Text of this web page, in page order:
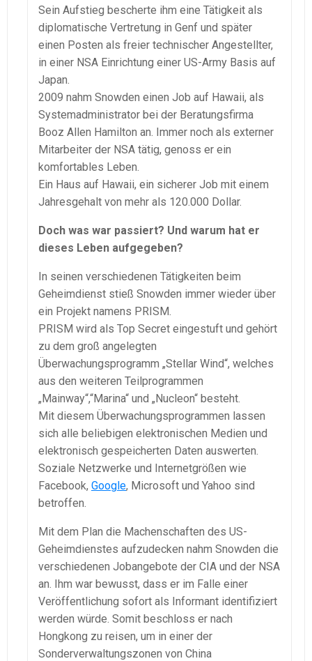
Sein Aufstieg bescherte ihm eine Tätigkeit als
diplomatische Vertretung in Genf und später
einen Posten als freier technischer Angestellter,
in einer NSA Einrichtung einer US-Army Basis auf
Japan.
2009 nahm Snowden einen Job auf Hawaii, als
Systemadministrator bei der Beratungsfirma
Booz Allen Hamilton an. Immer noch als externer
Mitarbeiter der NSA tätig, genoss er ein
komfortables Leben.
Ein Haus auf Hawaii, ein sicherer Job mit einem
Jahresgehalt von mehr als 120.000 Dollar.
Doch was war passiert? Und warum hat er
dieses Leben aufgegeben?
In seinen verschiedenen Tätigkeiten beim
Geheimdienst stieß Snowden immer wieder über
ein Projekt namens PRISM.
PRISM wird als Top Secret eingestuft und gehört
zu dem groß angelegten
Überwachungsprogramm „Stellar Wind“, welches
aus den weiteren Teilprogrammen
„Mainway“,“Marina“ und „Nucleon“ besteht.
Mit diesem Überwachungsprogrammen lassen
sich alle beliebigen elektronischen Medien und
elektronisch gespeicherten Daten auswerten.
Soziale Netzwerke und Internetgrößen wie
Facebook, Google, Microsoft und Yahoo sind
betroffen.
Mit dem Plan die Machenschaften des US-
Geheimdienstes aufzudecken nahm Snowden die
verschiedenen Jobangebote der CIA und der NSA
an. Ihm war bewusst, dass er im Falle einer
Veröffentlichung sofort als Informant identifiziert
werden würde. Somit beschloss er nach
Hongkong zu reisen, um in einer der
Sonderverwaltungszonen von China